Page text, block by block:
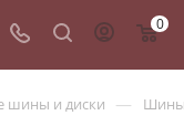
0
шины и диски — Шины